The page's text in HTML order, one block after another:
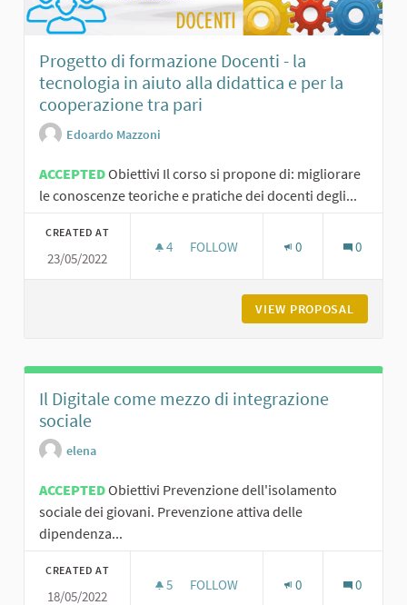
Progetto di formazione Docenti - la
tecnologia in aiuto alla didattica e per la
cooperazione tra pari
Edoardo Mazzoni
ACCEPTEDObiettivi Il corso si propone di: migliorare
le conoscenze teoriche e pratiche dei docenti degli...
CREATED AT
23/05/2022
4 4 FOLLOWERS
FOLLOW 0 0
VIEW PROPOSAL
Il Digitale come mezzo di integrazione
sociale
elena
ACCEPTEDObiettivi Prevenzione dell'isolamento
sociale dei giovani. Prevenzione attiva delle
dipendenza...
CREATED AT
18/05/2022
5 5 FOLLOWERS
FOLLOW 0 0